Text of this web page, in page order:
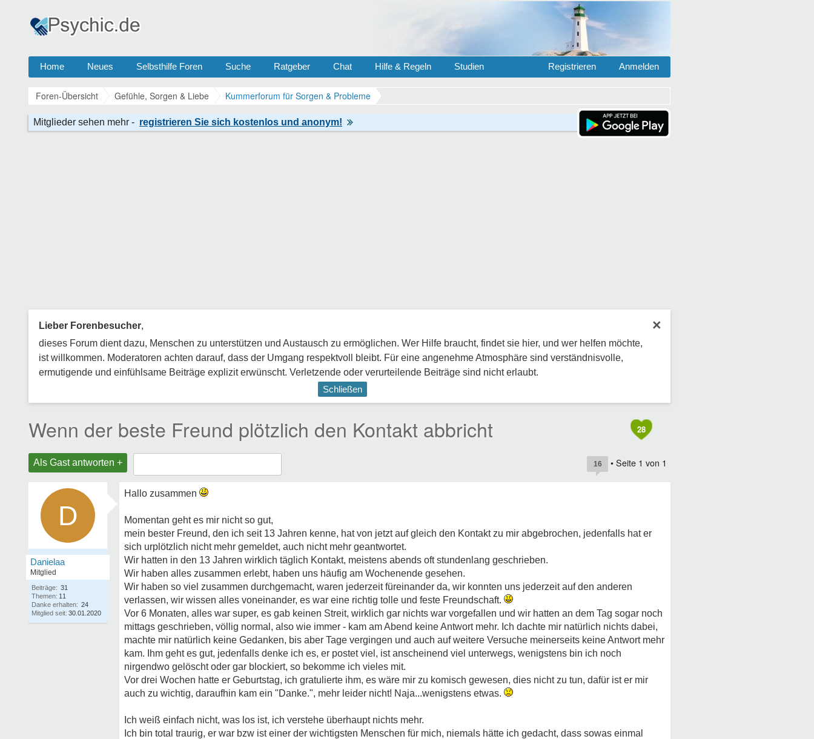
Home Neues Selbsthilfe Foren Suche Ratgeber Chat Hilfe & Regeln Studien Anmelden
Registrieren
Foren-Übersicht Gefühle, Sorgen & Liebe Kummerforum für Sorgen & Probleme
×
Lieber Forenbesucher,
dieses Forum dient dazu, Menschen zu unterstützen und Austausch zu ermöglichen. Wer Hilfe braucht, findet sie hier, und wer helfen möchte,
ist willkommen. Moderatoren achten darauf, dass der Umgang respektvoll bleibt. Für eine angenehme Atmosphäre sind verständnisvolle,
ermutigende und einfühlsame Beiträge explizit erwünscht. Verletzende oder verurteilende Beiträge sind nicht erlaubt.
Schließen
28
Wenn der beste Freund plötzlich den Kontakt abbricht
Als Gast antworten + 16 • Seite 1 von 1
D
Danielaa
Mitglied
Beiträge: 31
Themen: 11
Danke erhalten: 24
Mitglied seit: 30.01.2020
Hallo zusammen
Momentan geht es mir nicht so gut,
mein bester Freund, den ich seit 13 Jahren kenne, hat von jetzt auf gleich den Kontakt zu mir abgebrochen, jedenfalls hat er
sich urplötzlich nicht mehr gemeldet, auch nicht mehr geantwortet.
Wir hatten in den 13 Jahren wirklich täglich Kontakt, meistens abends oft stundenlang geschrieben.
Wir haben alles zusammen erlebt, haben uns häufig am Wochenende gesehen.
Wir haben so viel zusammen durchgemacht, waren jederzeit füreinander da, wir konnten uns jederzeit auf den anderen
verlassen, wir wissen alles voneinander, es war eine richtig tolle und feste Freundschaft.
Vor 6 Monaten, alles war super, es gab keinen Streit, wirklich gar nichts war vorgefallen und wir hatten an dem Tag sogar noch
mittags geschrieben, völlig normal, also wie immer - kam am Abend keine Antwort mehr. Ich dachte mir natürlich nichts dabei,
machte mir natürlich keine Gedanken, bis aber Tage vergingen und auch auf weitere Versuche meinerseits keine Antwort mehr
kam. Ihm geht es gut, jedenfalls denke ich es, er postet viel, ist anscheinend viel unterwegs, wenigstens bin ich noch
nirgendwo gelöscht oder gar blockiert, so bekomme ich vieles mit.
Vor drei Wochen hatte er Geburtstag, ich gratulierte ihm, es wäre mir zu komisch gewesen, dies nicht zu tun, dafür ist er mir
auch zu wichtig, daraufhin kam ein "Danke.", mehr leider nicht! Naja...wenigstens etwas.
Ich weiß einfach nicht, was los ist, ich verstehe überhaupt nichts mehr.
Ich bin total traurig, er war bzw ist einer der wichtigsten Menschen für mich, niemals hätte ich gedacht, dass sowas einmal